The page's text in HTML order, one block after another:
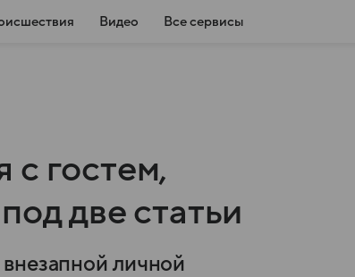
Видео Все сервисы
с гостем,
две статьи
личной